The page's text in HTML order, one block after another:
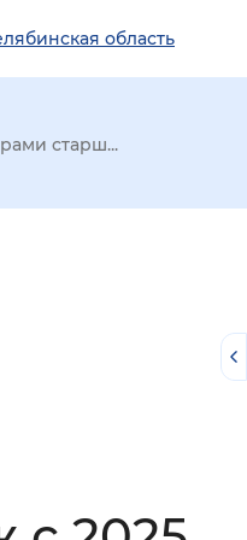
область
старш...